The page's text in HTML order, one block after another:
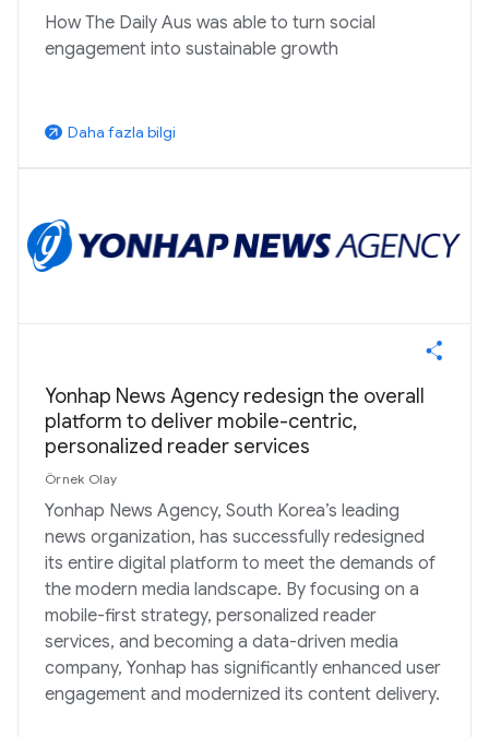
How The Daily Aus was able to turn social
engagement into sustainable growth
arrow_outward Daha fazla bilgi
Yonhap News Agency redesign the overall
platform to deliver mobile-centric,
personalized reader services
Örnek Olay
Yonhap News Agency, South Korea’s leading
news organization, has successfully redesigned
its entire digital platform to meet the demands of
the modern media landscape. By focusing on a
mobile-first strategy, personalized reader
services, and becoming a data-driven media
company, Yonhap has significantly enhanced user
engagement and modernized its content delivery.